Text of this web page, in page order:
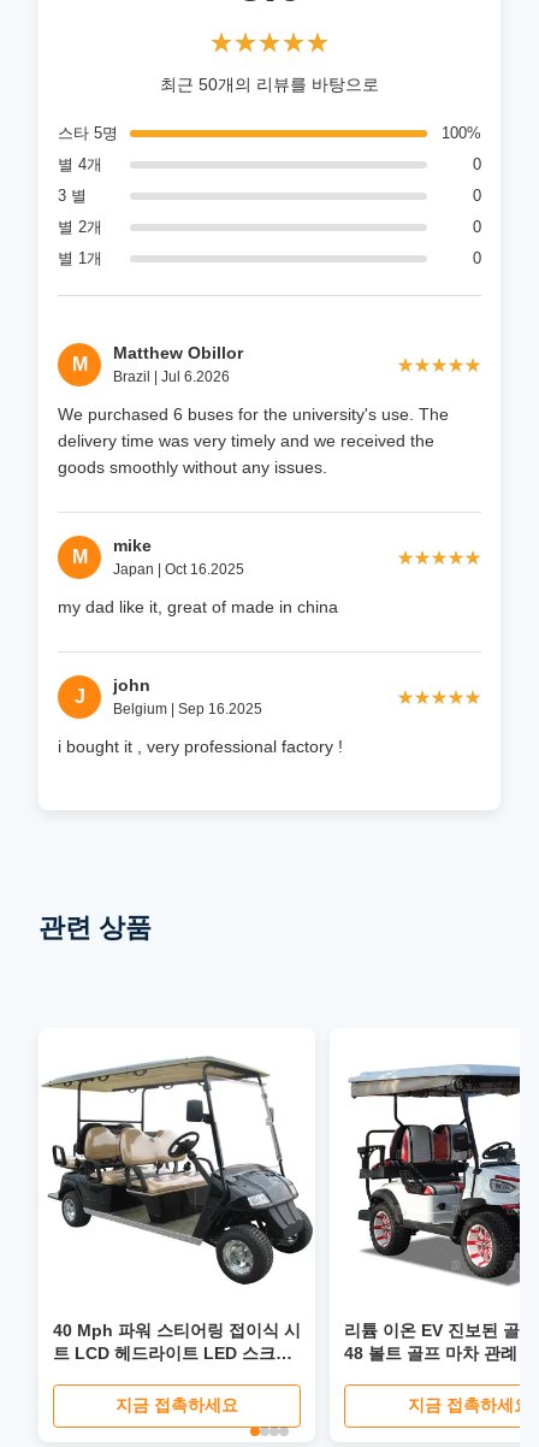
★★★★★
★★★★★
최근 50개의 리뷰를 바탕으로
스타 5명
100%
별 4개
0
3 별
0
별 2개
0
별 1개
0
M
Matthew Obillor
Brazil | Jul 6.2026
★★★★★
★★★★★
We purchased 6 buses for the university's use. The
delivery time was very timely and we received the
goods smoothly without any issues.
M
mike
Japan | Oct 16.2025
★★★★★
★★★★★
my dad like it, great of made in china
J
john
Belgium | Sep 16.2025
★★★★★
★★★★★
i bought it , very professional factory !
관련 상품
40 Mph 파워 스티어링 접이식 시
트 LCD 헤드라이트 LED 스크린
글로벌 골프 카트
지금 접촉하세요
리튬 이온 EV 진보된 골
48 볼트 골프 마차 관례
지금 접촉하세요